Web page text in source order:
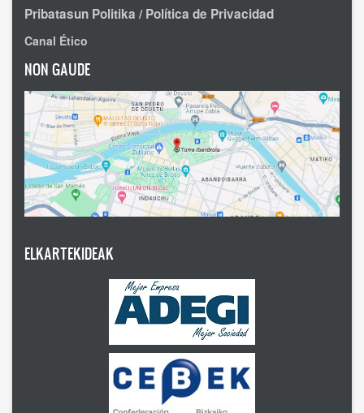
Pribatasun Politika / Política de Privacidad
Canal Ético
NON GAUDE
ELKARTEKIDEAK